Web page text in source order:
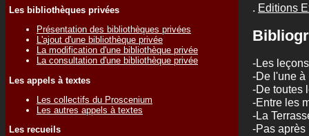
Les bibliothèques privées
Présentation des bibliothèques privées
L'ajout d'une bibliothèque privée
La modification d'une bibliothèque privée
La consultation d'une bibliothèque privée
Les appels à textes
Les collectifs du Proscenium
Les autres appels à textes
Les recueils
. Editions
-Les
-De l'une à
-De toutes
-Entre les
-La
-Pas après